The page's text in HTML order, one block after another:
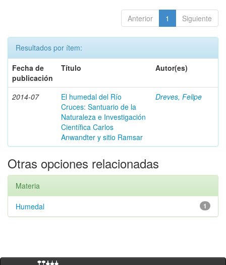
Anterior 1 Siguiente
Resultados por ítem:
Fecha de
publicación
Título Autor(es)
2014-07
El humedal del Río
Cruces: Santuario de la
Naturaleza e Investigación
Científica Carlos
Anwandter y sitio Ramsar
Dreves, Felipe
Otras opciones relacionadas
Materia
1
Humedal